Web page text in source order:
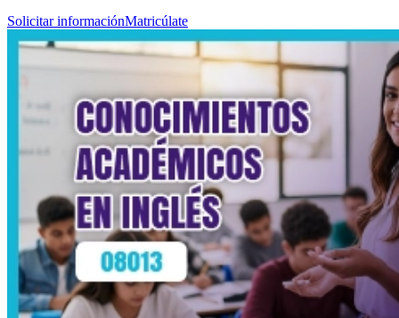
Solicitar informaciónMatricúlate